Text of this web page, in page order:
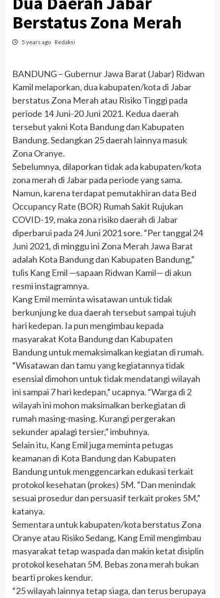
Berstatus Zona Merah
5 years ago Redaksi
BANDUNG – Gubernur Jawa Barat (Jabar) Ridwan
Kamil melaporkan, dua kabupaten/kota di Jabar
berstatus Zona Merah atau Risiko Tinggi pada
periode 14 Juni-20 Juni 2021. Kedua daerah
tersebut yakni Kota Bandung dan Kabupaten
Bandung. Sedangkan 25 daerah lainnya masuk
Zona Oranye.
Sebelumnya, dilaporkan tidak ada kabupaten/kota
zona merah di Jabar pada periode yang sama.
Namun, karena terdapat pemutakhiran data Bed
Occupancy Rate (BOR) Rumah Sakit Rujukan
COVID-19, maka zona risiko daerah di Jabar
diperbarui pada 24 Juni 2021 sore. “Per tanggal 24
Juni 2021, di minggu ini Zona Merah Jawa Barat
adalah Kota Bandung dan Kabupaten Bandung,”
tulis Kang Emil —sapaan Ridwan Kamil— di akun
resmi instagramnya.
Kang Emil meminta wisatawan untuk tidak
berkunjung ke dua daerah tersebut sampai tujuh
hari kedepan. Ia pun mengimbau kepada
masyarakat Kota Bandung dan Kabupaten
Bandung untuk memaksimalkan kegiatan di rumah.
“Wisatawan dan tamu yang kegiatannya tidak
esensial dimohon untuk tidak mendatangi wilayah
ini sampai 7 hari kedepan,” ucapnya. “Warga di 2
wilayah ini mohon maksimalkan berkegiatan di
rumah masing-masing. Kurangi pergerakan
sekunder apalagi tersier,” imbuhnya.
Selain itu, Kang Emil juga meminta petugas
keamanan di Kota Bandung dan Kabupaten
Bandung untuk menggencarkan edukasi terkait
protokol kesehatan (prokes) 5M. “Dan menindak
sesuai prosedur dan persuasif terkait prokes 5M,”
katanya.
Sementara untuk kabupaten/kota berstatus Zona
Oranye atau Risiko Sedang, Kang Emil mengimbau
masyarakat tetap waspada dan makin ketat disiplin
protokol kesehatan 5M. Bebas zona merah bukan
bearti prokes kendur.
“25 wilayah lainnya tetap siaga, dan terus berupaya